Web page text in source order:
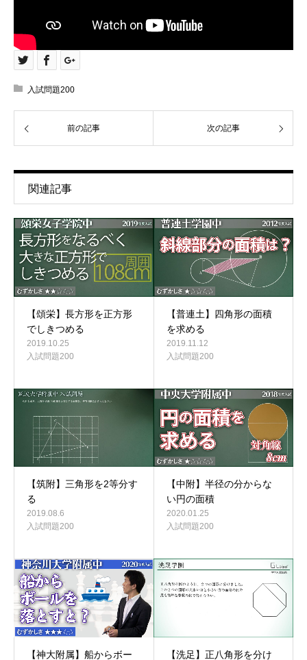
入試問題200
前の記事 次の記事
関連記事
【頌栄】長方形を正方形
でしきつめる
2019.10.25
入試問題200
【普連土】四角形の面積
を求める
2019.11.12
入試問題200
【筑附】三角形を2等分す
る
2019.08.6
入試問題200
【中附】半径の分からな
い円の面積
2020.01.25
入試問題200
【神大附属】船からボー 【洗足】正八角形を分け